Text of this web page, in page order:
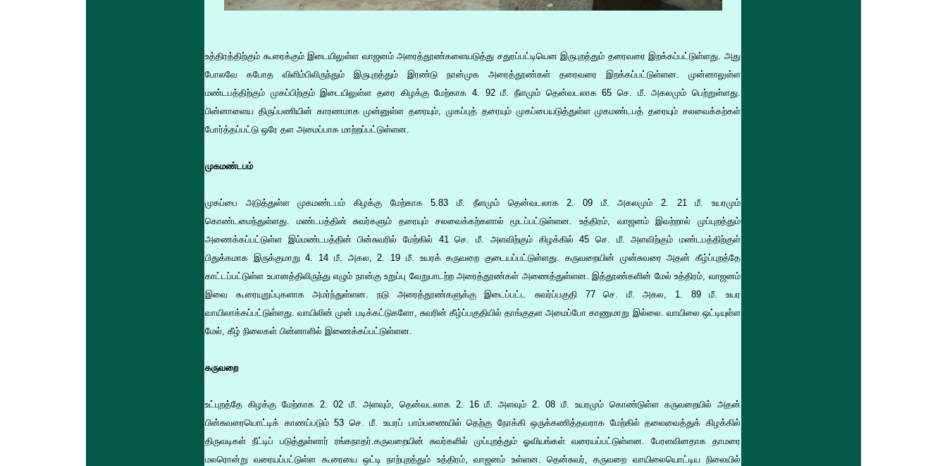
உத்திரத்திற்கும் கூரைக்கும் இடையிலுள்ள வாஜனம் அரைத்தூண்களையடுத்து சதுரப்பட்டியென இருபுறத்தும் தரைவரை இறக்கப்பட்டுள்ளது. அது
போலவே கபோத விளிம்பிலிருந்தும் இருபுறத்தும் இரண்டு நான்முக அரைத்தூண்கள் தரைவரை இறக்கப்பட்டுள்ளன. முன்னாலுள்ள
மண்டபத்திற்கும் முகப்பிற்கும் இடையிலுள்ள தரை கிழக்கு மேற்காக 4. 92 மீ. நீளமும் தென்வடலாக 65 செ. மீ. அகலமும் பெற்றுள்ளது.
பின்னாளைய திருப்பணியின் காரணமாக முன்னுள்ள தரையும், முகப்புத் தரையும் முகப்பையடுத்துள்ள முகமண்டபத் தரையும் சலவைக்கற்கள்
போர்த்தப்பட்டு ஒரே தள அமைப்பாக மாற்றப்பட்டுள்ளன.
முகமண்டபம்
முகப்பை அடுத்துள்ள முகமண்டபம் கிழக்கு மேற்காக 5.83 மீ. நீளமும் தென்வடலாக 2. 09 மீ. அகலமும் 2. 21 மீ. உயரமும்
கொண்டமைந்துள்ளது. மண்டபத்தின் சுவர்களும் தரையும் சலவைக்கற்களால் மூடப்பட்டுள்ளன. உத்திரம், வாஜனம் இவற்றால் முப்புறத்தும்
அணைக்கப்பட்டுள்ள இம்மண்டபத்தின் பின்சுவரில் மேற்கில் 41 செ. மீ. அளவிற்கும் கிழக்கில் 45 செ. மீ. அளவிற்கும் மண்டபத்திற்குள்
பிதுக்கமாக இருக்குமாறு 4. 14 மீ. அகல, 2. 19 மீ. உயரக் கருவறை குடையப்பட்டுள்ளது. கருவறையின் முன்சுவரை அதன் கீழ்ப்புறத்தே
காட்டப்பட்டுள்ள உபானத்திலிருந்து எழும் நான்கு உறுப்பு வேறுபாடற்ற அரைத்தூண்கள் அணைத்துள்ளன. இத்தூண்களின் மேல் உத்திரம், வாஜனம்
இவை கூரையுறுப்புகளாக அமர்ந்துள்ளன. நடு அரைத்தூண்களுக்கு இடைப்பட்ட சுவர்ப்பகுதி 77 செ. மீ. அகல, 1. 89 மீ. உயர
வாயிலாக்கப்பட்டுள்ளது. வாயிலின் முன் படிக்கட்டுகளோ, சுவரின் கீழ்ப்பகுதியில் தாங்குதள அமைப்போ காணுமாறு இல்லை. வாயிலை ஒட்டியுள்ள
மேல், கீழ் நிலைகள் பின்னாளில் இணைக்கப்பட்டுள்ளன.
கருவறை
உட்புறத்தே கிழக்கு மேற்காக 2. 02 மீ. அளவும், தென்வடலாக 2. 16 மீ. அளவும் 2. 08 மீ. உயரமும் கொண்டுள்ள கருவறையில் அதன்
பின்சுவரையொட்டிக் காணப்படும் 53 செ. மீ. உயரப் பாம்பணையில் தெற்கு நோக்கி ஒருக்கணித்தவராக மேற்கில் தலைவைத்துக் கிழக்கில்
திருவடிகள் நீட்டிப் படுத்துள்ளார் ரங்கநாதர்.கருவறையின் சுவர்களில் முப்புறத்தும் ஓவியங்கள் வரையப்பட்டுள்ளன. பேரளவினதாக தாமரை
மலரொன்று வரையப்பட்டுள்ள கூரையை ஒட்டி நாற்புறத்தும் உத்திரம், வாஜனம் உள்ளன. தென்சுவர், கருவறை வாயிலையொட்டிய நிலையில்